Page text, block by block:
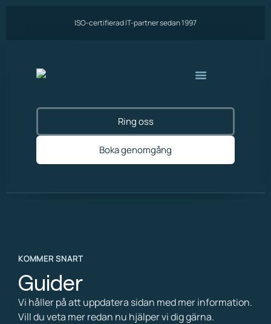
ISO-certifierad IT-partner sedan 1997
Ring oss
Boka genomgång
KOMMER SNART
Guider
Vi håller på att uppdatera sidan med mer information.
Vill du veta mer redan nu hjälper vi dig gärna.